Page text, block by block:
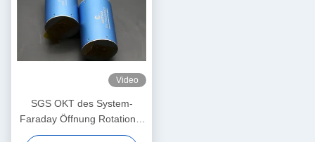
Video
SGS OKT des System-
Faraday Öffnung Rotations-
Isolator-12mm